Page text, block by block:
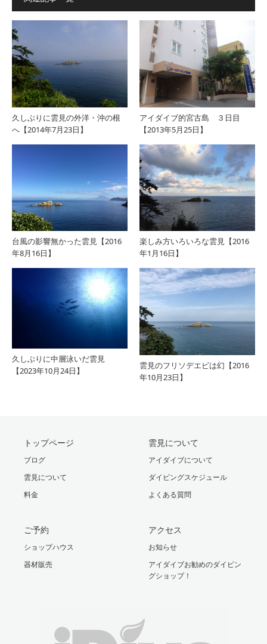
久しぶりに雲見の外洋・沖の根
へ【2014年7月23日】
アイダイブ的宮古島 ３日目
【2013年5月25日】
台風の影響無かった雲見【2016
年8月16日】
楽しみ方いろいろな雲見【2016
年1月16日】
久しぶりに中層泳いだ雲見
【2023年10月24日】
雲見のフリソデエビは幻【2016
年10月23日】
トップページ
ブログ
雲見について
料金
雲見について
アイダイブについて
ダイビングスケジュール
よくある質問
ご予約
ショップハウス
器材販売
アクセス
お知らせ
アイダイブお勧めのダイビン
グショップ！